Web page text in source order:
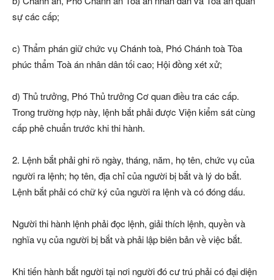
sự các cấp;
c) Thẩm phán giữ chức vụ Chánh toà, Phó Chánh toà Tòa
phúc thẩm Toà án nhân dân tối cao; Hội đồng xét xử;
d) Thủ trưởng, Phó Thủ trưởng Cơ quan điều tra các cấp.
Trong trường hợp này, lệnh bắt phải được Viện kiểm sát cùng
cấp phê chuẩn trước khi thi hành.
2. Lệnh bắt phải ghi rõ ngày, tháng, năm, họ tên, chức vụ của
người ra lệnh; họ tên, địa chỉ của người bị bắt và lý do bắt.
Lệnh bắt phải có chữ ký của người ra lệnh và có đóng dấu.
Người thi hành lệnh phải đọc lệnh, giải thích lệnh, quyền và
nghĩa vụ của người bị bắt và phải lập biên bản về việc bắt.
Khi tiến hành bắt người tại nơi người đó cư trú phải có đại diện